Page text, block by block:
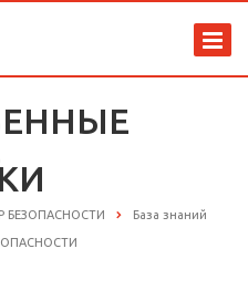
БЕЗОПАСНОСТИ База знаний